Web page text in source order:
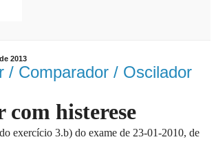
2013
/ Comparador / Oscilador
com histerese
exercício 3.b) do exame de 23-01-2010, de